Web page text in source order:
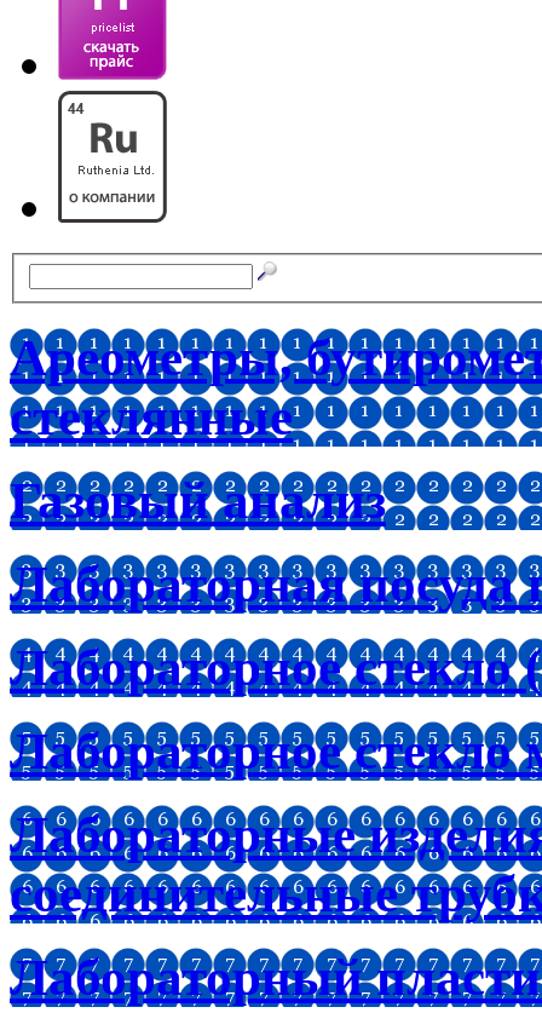
Ареометры,
стеклянные
Газовый анализ
Лабораторная посуда
Лабораторное стекло
Лабораторное стекло
Лабораторные
соединительные
Лабораторный